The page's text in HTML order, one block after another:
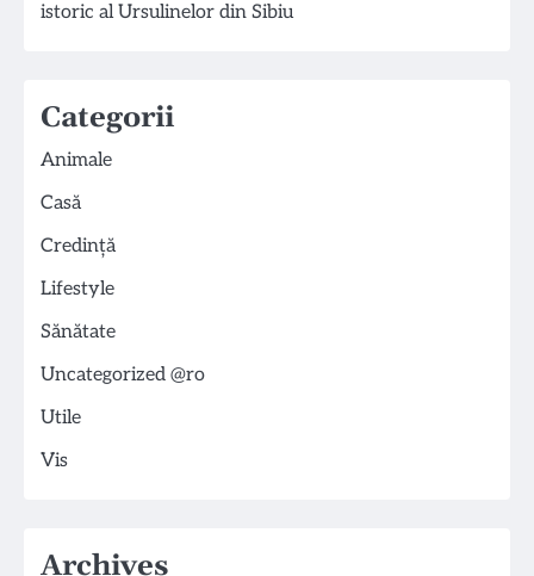
istoric al Ursulinelor din Sibiu
Categorii
Animale
Casă
Credință
Lifestyle
Sănătate
Uncategorized @ro
Utile
Vis
Archives